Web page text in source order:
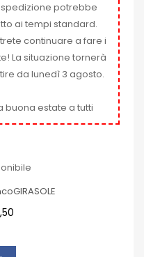
potrebbe
ai tempi standard.
continuare a fare i
La situazione tornerà
da lunedì 3 agosto.
buona estate a tutti